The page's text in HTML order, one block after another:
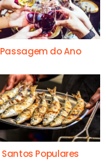
Passagem do Ano
Santos Populares